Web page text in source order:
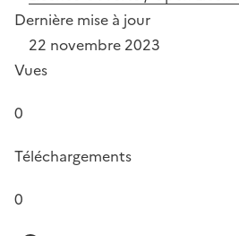
Dernière mise à jour
22 novembre 2023
Vues
0
Téléchargements
0